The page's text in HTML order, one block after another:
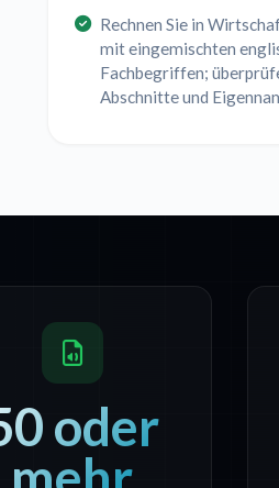
Rechnen Sie in
mit eingemischten
Fachbegriffen;
Abschnitte und
oder